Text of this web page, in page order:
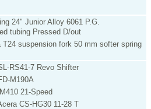
24" Junior Alloy 6061 P.G.
tubing Pressed D/out
T24 suspension fork 50 mm softer spring
RS41-7 Revo Shifter
M190A
21-Speed
CS-HG30 11-28 T